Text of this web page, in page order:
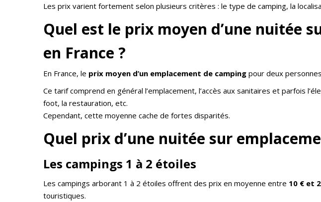
Les prix varient fortement selon plusieurs critères : le type de camping, la
Quel est le prix moyen d’une nuitée
en France ?
En France, le prix moyen d’un emplacement de camping pour deux
Ce tarif comprend en général l’emplacement, l’accès aux sanitaires et parfois
foot, la restauration, etc.
Cependant, cette moyenne cache de fortes disparités.
Quel prix d’une nuitée sur
Les campings 1 à 2 étoiles
Les campings arborant 1 à 2 étoiles offrent des prix en moyenne entre 10 € et
touristiques.